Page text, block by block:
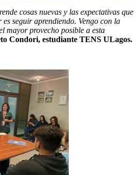
cosas nuevas y las expectativas que
seguir aprendiendo. Vengo con la
mayor provecho posible a esta
Condori, estudiante TENS ULagos.